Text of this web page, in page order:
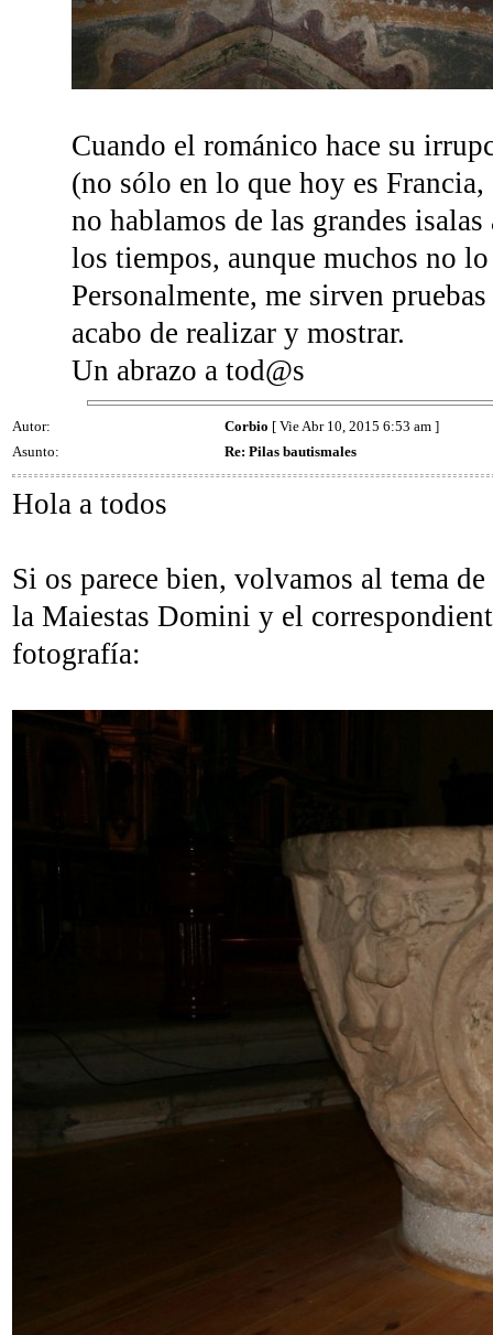
Cuando el románico hace su
(no sólo en lo que hoy es
no hablamos de las grandes
los tiempos, aunque muchos no
Personalmente, me sirven
acabo de realizar y mostrar.
Un abrazo a tod@s
Autor: Corbio [ Vie Abr 10, 2015 6:53 am ]
Asunto:
Re: Pilas bautismales
Hola a todos
Si os parece bien, volvamos al tema
la Maiestas Domini y el
fotografía: